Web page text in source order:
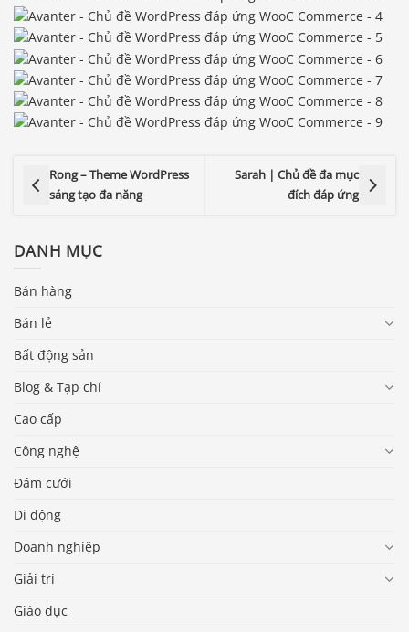
Rong – Theme WordPress
sáng tạo đa năng
Sarah | Chủ đề đa mục
đích đáp ứng
DANH MỤC
Bán hàng
Bán lẻ
Bất động sản
Blog & Tạp chí
Cao cấp
Công nghệ
Đám cưới
Di động
Doanh nghiệp
Giải trí
Giáo dục